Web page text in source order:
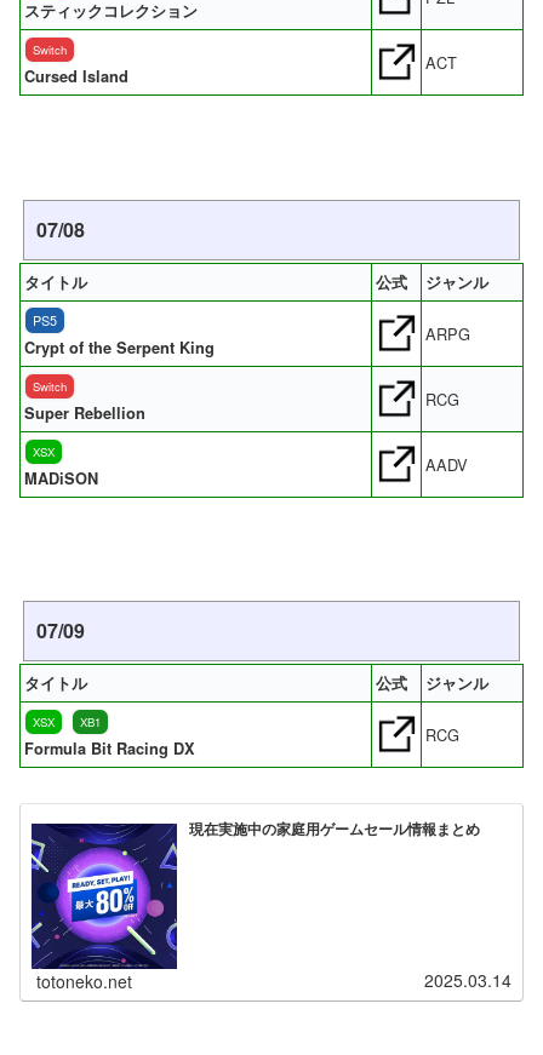
スティックコレクション
Switch
Cursed Island
ACT
07/08
タイトル 公式 ジャンル
PS5
Crypt of the Serpent King
ARPG
Switch
Super Rebellion
RCG
XSX
MADiSON
AADV
07/09
タイトル 公式 ジャンル
XSX XB1
Formula Bit Racing DX
RCG
現在実施中の家庭用ゲームセール情報まとめ
totoneko.net 2025.03.14